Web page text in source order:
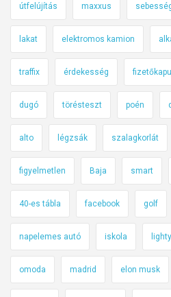
útfelújítás maxxus
lakat elektromos kamion
traffix érdekesség fizetőkapu
dugó törésteszt poén
alto légzsák szalagkorlát
figyelmetlen Baja smart
40-es tábla facebook golf
napelemes autó iskola
omoda madrid elon musk